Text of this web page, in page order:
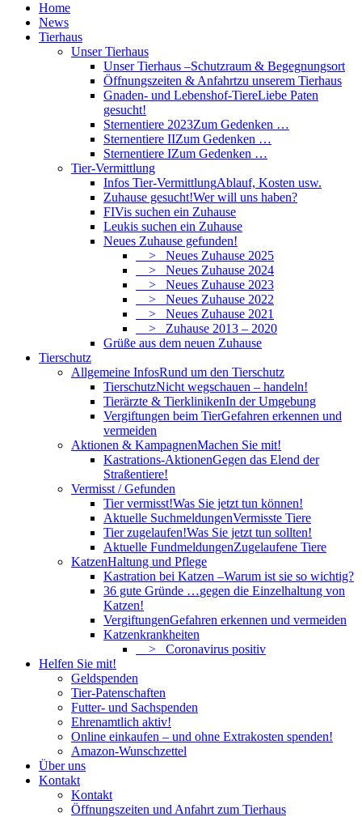
Home
News
Tierhaus
Unser Tierhaus
Unser Tierhaus –Schutzraum & Begegnungsort
Öffnungszeiten & Anfahrtzu unserem Tierhaus
Gnaden- und Lebenshof-TiereLiebe Paten
gesucht!
Sternentiere 2023Zum Gedenken …
Sternentiere IIZum Gedenken …
Sternentiere IZum Gedenken …
Tier-Vermittlung
Infos Tier-VermittlungAblauf, Kosten usw.
Zuhause gesucht!Wer will uns haben?
FIVis suchen ein Zuhause
Leukis suchen ein Zuhause
Neues Zuhause gefunden!
> Neues Zuhause 2025
> Neues Zuhause 2024
> Neues Zuhause 2023
> Neues Zuhause 2022
> Neues Zuhause 2021
> Zuhause 2013 – 2020
Grüße aus dem neuen Zuhause
Tierschutz
Allgemeine InfosRund um den Tierschutz
TierschutzNicht wegschauen – handeln!
Tierärzte & TierklinikenIn der Umgebung
Vergiftungen beim TierGefahren erkennen und
vermeiden
Aktionen & KampagnenMachen Sie mit!
Kastrations-AktionenGegen das Elend der
Straßentiere!
Vermisst / Gefunden
Tier vermisst!Was Sie jetzt tun können!
Aktuelle SuchmeldungenVermisste Tiere
Tier zugelaufen!Was Sie jetzt tun sollten!
Aktuelle FundmeldungenZugelaufene Tiere
KatzenHaltung und Pflege
Kastration bei Katzen –Warum ist sie so wichtig?
36 gute Gründe …gegen die Einzelhaltung von
Katzen!
VergiftungenGefahren erkennen und vermeiden
Katzenkrankheiten
> Coronavirus positiv
Helfen Sie mit!
Geldspenden
Tier-Patenschaften
Futter- und Sachspenden
Ehrenamtlich aktiv!
Online einkaufen – und ohne Extrakosten spenden!
Amazon-Wunschzettel
Über uns
Kontakt
Kontakt
Öffnungszeiten und Anfahrt zum Tierhaus